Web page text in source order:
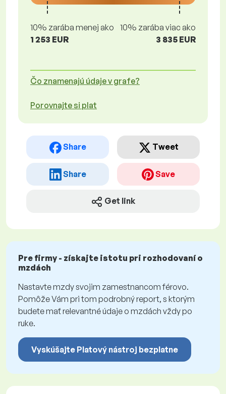
10% zarába menej ako
1 253 EUR
10% zarába viac ako
3 835 EUR
Čo znamenajú údaje v grafe?
Porovnajte si plat
Share Tweet
Share Save
Get link
Pre firmy - získajte istotu pri rozhodovaní o
mzdách
Nastavte mzdy svojim zamestnancom férovo.
Pomôže Vám pri tom podrobný report, s ktorým
budete mať relevantné údaje o mzdách vždy po
ruke.
Vyskúšajte Platový nástroj bezplatne